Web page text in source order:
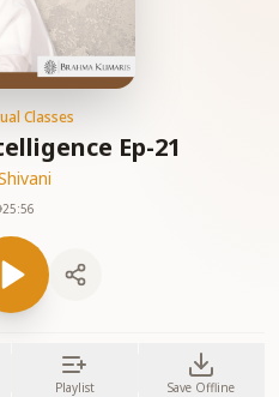
Classes
Ep-21
25:56
Playlist Save Offline